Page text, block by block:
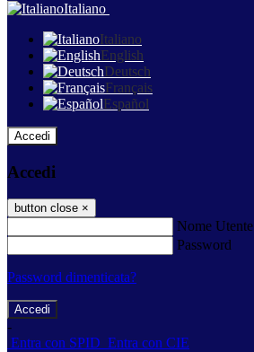
Italiano
Italiano
English
Deutsch
Français
Español
Accedi
Accedi
button close ×
Nome Utente
Password
Password dimenticata?
-
Entra con SPID Entra con CIE